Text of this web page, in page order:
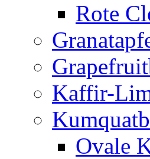
Rote
Kaffir-
Ovale